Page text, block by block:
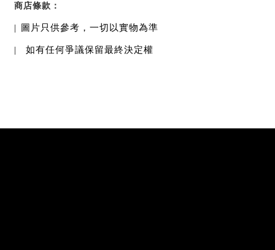
商店條款：
| 圖片只供參考，一切以實物為準
| 如有任何爭議保留最終決定權